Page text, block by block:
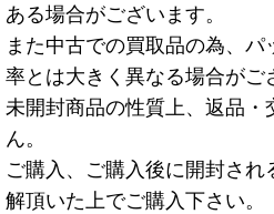
ある場合がございます。
また中古での買取品の為、パ
率とは大きく異なる場合がご
未開封商品の性質上、返品
ん。
ご購入、ご購入後に開封さ
解頂いた上でご購入下さい。